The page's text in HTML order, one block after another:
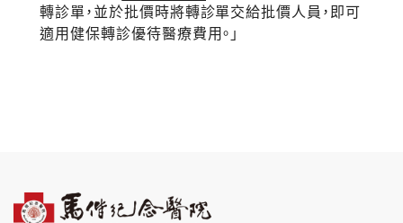
轉診單，並於批價時將轉診單交給批價人員，即可
適用健保轉診優待醫療費用。」